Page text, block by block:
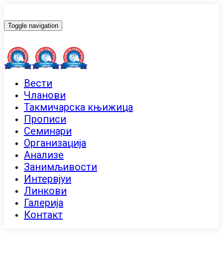
Toggle navigation
Вести
Чланови
Такмичарска књижица
Прописи
Семинари
Организација
Анализе
Занимљивости
Интервјуи
Линкови
Галерија
Контакт